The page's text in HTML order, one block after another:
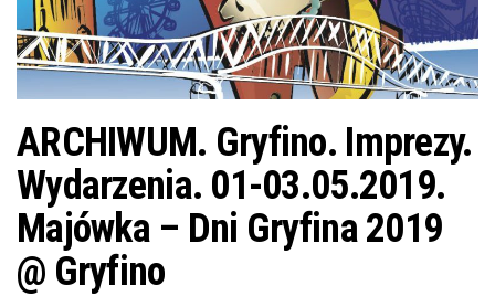
ARCHIWUM. Gryfino. Imprezy.
Wydarzenia. 01-03.05.2019.
Majówka – Dni Gryfina 2019
@ Gryfino